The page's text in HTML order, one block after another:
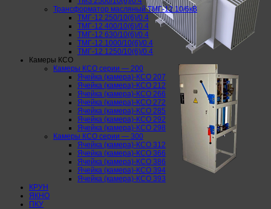
Трансформатор масляный ТМГ-12 10/6кВ
ТМГ-12 250/10(6)/0.4
ТМГ-12 400/10(6)/0.4
ТМГ-12 630/10(6)/0.4
ТМГ-12 1000/10(6)/0.4
ТМГ-12 1250/10(6)/0.4
Камеры КСО
Камеры КСО серии — 200
Ячейка (камера)-КСО 207
Ячейка (камера)-КСО 212
Ячейка (камера)-КСО 266
Ячейка (камера)-КСО 272
Ячейка (камера)-КСО 285
Ячейка (камера)-КСО 292
Ячейка (камера)-КСО 298
Камеры КСО серии — 300
Ячейка (камера)-КСО 312
Ячейка (камера)-КСО 366
Ячейка (камера)-КСО 386
Ячейка (камера)-КСО 394
Ячейка (камера)-КСО 393
КРУН
ЯКНО
ПКУ